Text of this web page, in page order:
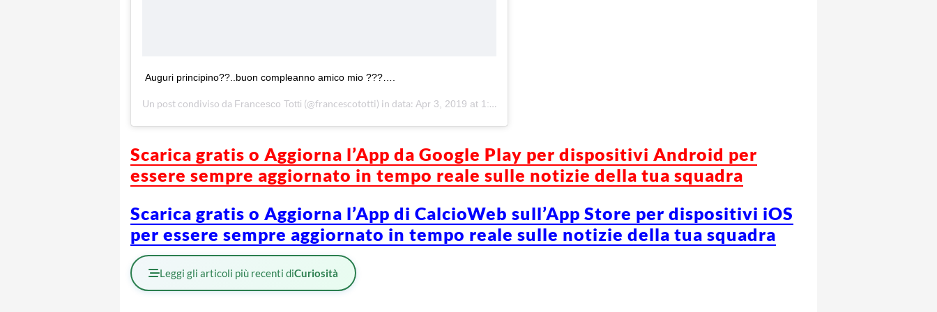
Auguri principino??..buon compleanno amico mio ???….
Un post condiviso da Francesco Totti (@francescototti) in data: Apr 3, 2019 at 1:14 PDT
Scarica gratis o Aggiorna l’App da Google Play per dispositivi Android per
essere sempre aggiornato in tempo reale sulle notizie della tua squadra
Scarica gratis o Aggiorna l’App di CalcioWeb sull’App Store per dispositivi iOS
per essere sempre aggiornato in tempo reale sulle notizie della tua squadra
Leggi gli articoli più recenti diCuriosità